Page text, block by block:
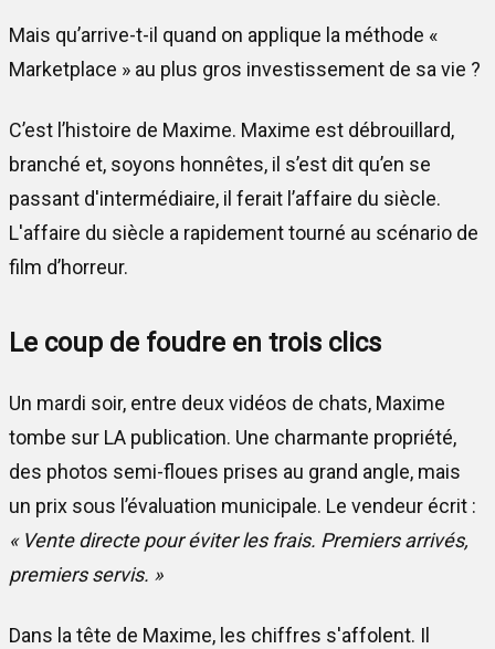
Mais qu’arrive-t-il quand on applique la méthode «
Marketplace » au plus gros investissement de sa vie ?
C’est l’histoire de Maxime. Maxime est débrouillard,
branché et, soyons honnêtes, il s’est dit qu’en se
passant d'intermédiaire, il ferait l’affaire du siècle.
L'affaire du siècle a rapidement tourné au scénario de
film d’horreur.
Le coup de foudre en trois clics
Un mardi soir, entre deux vidéos de chats, Maxime
tombe sur LA publication. Une charmante propriété,
des photos semi-floues prises au grand angle, mais
un prix sous l’évaluation municipale. Le vendeur écrit :
« Vente directe pour éviter les frais. Premiers arrivés,
premiers servis. »
Dans la tête de Maxime, les chiffres s'affolent. Il